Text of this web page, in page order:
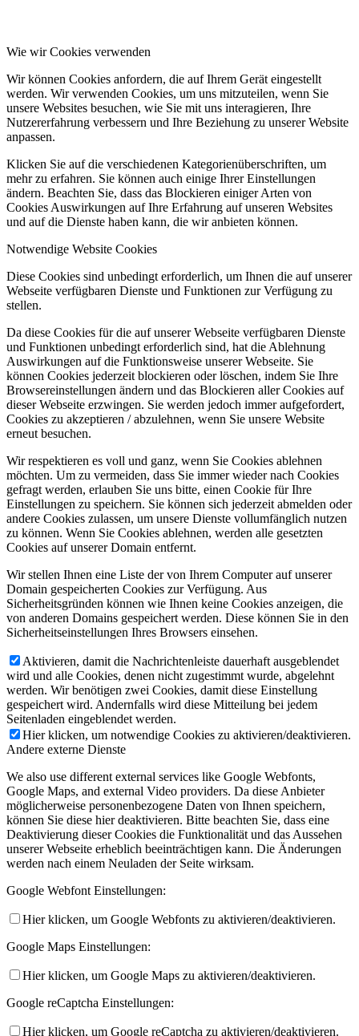
Wie wir Cookies verwenden
Wir können Cookies anfordern, die auf Ihrem Gerät eingestellt
werden. Wir verwenden Cookies, um uns mitzuteilen, wenn Sie
unsere Websites besuchen, wie Sie mit uns interagieren, Ihre
Nutzererfahrung verbessern und Ihre Beziehung zu unserer Website
anpassen.
Klicken Sie auf die verschiedenen Kategorienüberschriften, um
mehr zu erfahren. Sie können auch einige Ihrer Einstellungen
ändern. Beachten Sie, dass das Blockieren einiger Arten von
Cookies Auswirkungen auf Ihre Erfahrung auf unseren Websites
und auf die Dienste haben kann, die wir anbieten können.
Notwendige Website Cookies
Diese Cookies sind unbedingt erforderlich, um Ihnen die auf unserer
Webseite verfügbaren Dienste und Funktionen zur Verfügung zu
stellen.
Da diese Cookies für die auf unserer Webseite verfügbaren Dienste
und Funktionen unbedingt erforderlich sind, hat die Ablehnung
Auswirkungen auf die Funktionsweise unserer Webseite. Sie
können Cookies jederzeit blockieren oder löschen, indem Sie Ihre
Browsereinstellungen ändern und das Blockieren aller Cookies auf
dieser Webseite erzwingen. Sie werden jedoch immer aufgefordert,
Cookies zu akzeptieren / abzulehnen, wenn Sie unsere Website
erneut besuchen.
Wir respektieren es voll und ganz, wenn Sie Cookies ablehnen
möchten. Um zu vermeiden, dass Sie immer wieder nach Cookies
gefragt werden, erlauben Sie uns bitte, einen Cookie für Ihre
Einstellungen zu speichern. Sie können sich jederzeit abmelden oder
andere Cookies zulassen, um unsere Dienste vollumfänglich nutzen
zu können. Wenn Sie Cookies ablehnen, werden alle gesetzten
Cookies auf unserer Domain entfernt.
Wir stellen Ihnen eine Liste der von Ihrem Computer auf unserer
Domain gespeicherten Cookies zur Verfügung. Aus
Sicherheitsgründen können wie Ihnen keine Cookies anzeigen, die
von anderen Domains gespeichert werden. Diese können Sie in den
Sicherheitseinstellungen Ihres Browsers einsehen.
Aktivieren, damit die Nachrichtenleiste dauerhaft ausgeblendet
wird und alle Cookies, denen nicht zugestimmt wurde, abgelehnt
werden. Wir benötigen zwei Cookies, damit diese Einstellung
gespeichert wird. Andernfalls wird diese Mitteilung bei jedem
Seitenladen eingeblendet werden.
Hier klicken, um notwendige Cookies zu aktivieren/deaktivieren.
Andere externe Dienste
We also use different external services like Google Webfonts,
Google Maps, and external Video providers. Da diese Anbieter
möglicherweise personenbezogene Daten von Ihnen speichern,
können Sie diese hier deaktivieren. Bitte beachten Sie, dass eine
Deaktivierung dieser Cookies die Funktionalität und das Aussehen
unserer Webseite erheblich beeinträchtigen kann. Die Änderungen
werden nach einem Neuladen der Seite wirksam.
Google Webfont Einstellungen:
Hier klicken, um Google Webfonts zu aktivieren/deaktivieren.
Google Maps Einstellungen:
Hier klicken, um Google Maps zu aktivieren/deaktivieren.
Google reCaptcha Einstellungen:
Hier klicken, um Google reCaptcha zu aktivieren/deaktivieren.